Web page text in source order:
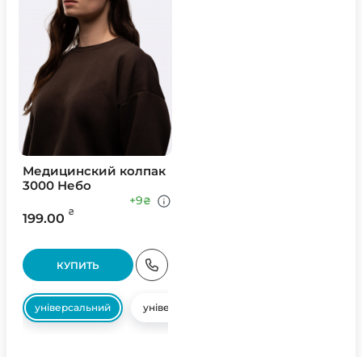
Медицинский колпак
3000 Небо
199.00 ₴
+9₴
КУПИТЬ
універсальний універсальний